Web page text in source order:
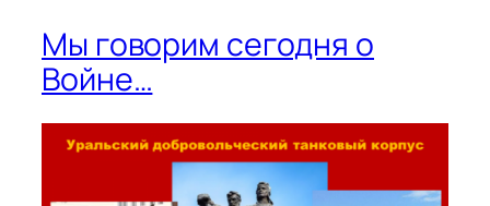
Мы говорим сегодня о
Войне…